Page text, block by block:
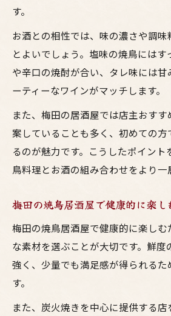
す。
お酒との相性では、味の濃さや調
とよいでしょう。塩味の焼鳥には
や辛口の焼酎が合い、タレ味には
ーティーなワインがマッチします。
また、梅田の居酒屋では店主おす
案していることも多く、初めての方
るのが魅力です。こうしたポイント
鳥料理とお酒の組み合わせをより一
梅田の焼鳥居酒屋で健康的に楽し
梅田の焼鳥居酒屋で健康的に楽し
な素材を選ぶことが大切です。鮮度
強く、少量でも満足感が得られるた
す。
また、炭火焼きを中心に提供する